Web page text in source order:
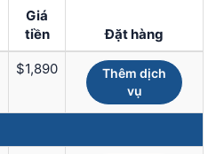
Giá
tiền
Đặt hàng
$1,890
Thêm dịch
vụ